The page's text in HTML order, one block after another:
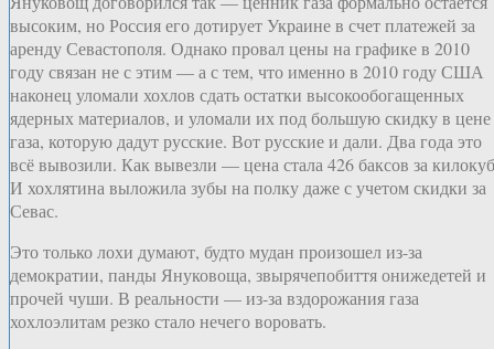
высоким, но Россия его дотирует Украине в счет платежей за
аренду Севастополя. Однако провал цены на графике в 2010
году связан не с этим — а с тем, что именно в 2010 году США
наконец уломали хохлов сдать остатки высокообогащенных
ядерных материалов, и уломали их под большую скидку в цене
газа, которую дадут русские. Вот русские и дали. Два года это
всё вывозили. Как вывезли — цена стала 426 баксов за
И хохлятина выложила зубы на полку даже с учетом скидки за
Севас.
Это только лохи думают, будто мудан произошел из-за
демократии, панды Януковоща, звырячепобиття онижедетей и
прочей чуши. В реальности — из-за вздорожания газа
хохлоэлитам резко стало нечего воровать.